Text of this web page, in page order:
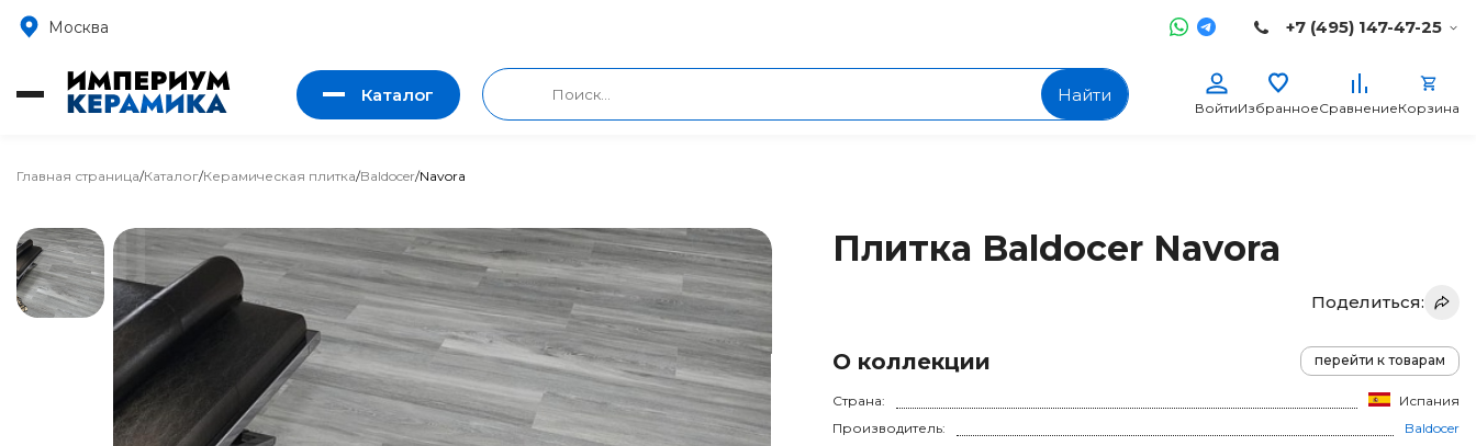
Москва +7 (495) 147-47-25
Каталог Найти
ВойтиИзбранноеСравнениеКорзина
Главная страница/Каталог/Керамическая плитка/Baldocer/Navora
Плитка Baldocer Navora
Поделиться:
О коллекции перейти к товарам
Страна:
Испания
Производитель:
Baldocer